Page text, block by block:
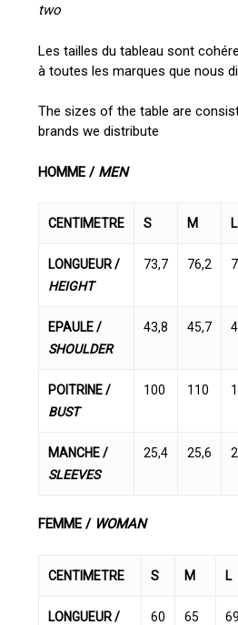
two
Les tailles du tableau sont
à toutes les marques que nous
The sizes of the table are
brands we distribute
HOMME /MEN
CENTIMETRE S M L
LONGUEUR /
HEIGHT
73,7 76,2
EPAULE /
SHOULDER
43,8 45,7
POITRINE /
BUST
100 110
MANCHE /
SLEEVES
25,4 25,6
FEMME / WOMAN
CENTIMETRE S M L
LONGUEUR /
60 65 69